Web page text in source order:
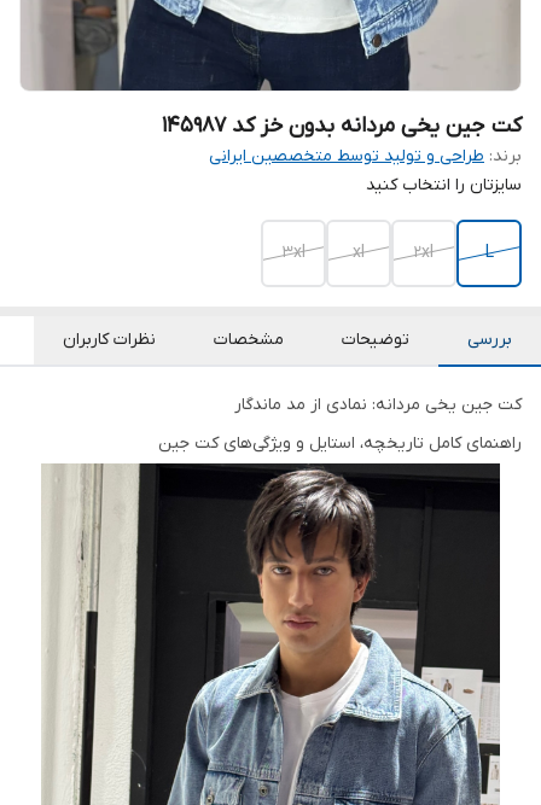
کت جین یخی مردانه بدون خز کد 145987
برند: طراحی و تولید توسط متخصصین ایرانی
سایزتان را انتخاب کنید
L
2xl
xl
3xl
بررسی توضیحات مشخصات نظرات کاربران
کت جین یخی مردانه: نمادی از مد ماندگار
راهنمای کامل تاریخچه، استایل و ویژگی‌های کت جین